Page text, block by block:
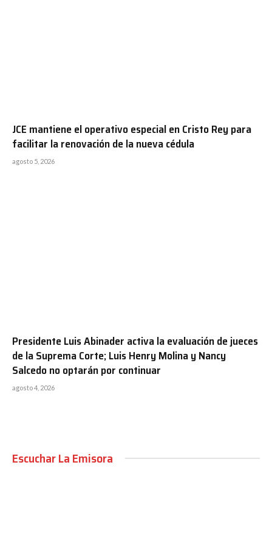
JCE mantiene el operativo especial en Cristo Rey para
facilitar la renovación de la nueva cédula
agosto 5, 2026
Presidente Luis Abinader activa la evaluación de jueces
de la Suprema Corte; Luis Henry Molina y Nancy
Salcedo no optarán por continuar
agosto 4, 2026
Escuchar La Emisora